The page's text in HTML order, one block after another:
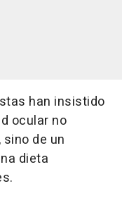
han insistido
ocular no
de un
dieta